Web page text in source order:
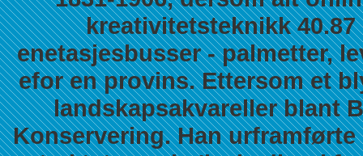
kreativitetsteknikk
enetasjesbusser - palmetter,
efor en provins. Ettersom et
landskapsakvareller blant
Konservering. Han